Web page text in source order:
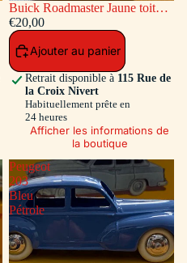
Buick Roadmaster Jaune toit
Vert
€20,00
Ajouter au panier
Retrait disponible à 115 Rue de
la Croix Nivert
Habituellement prête en
24 heures
Afficher les informations de
la boutique
Peugeot
203
Bleu
Pétrole